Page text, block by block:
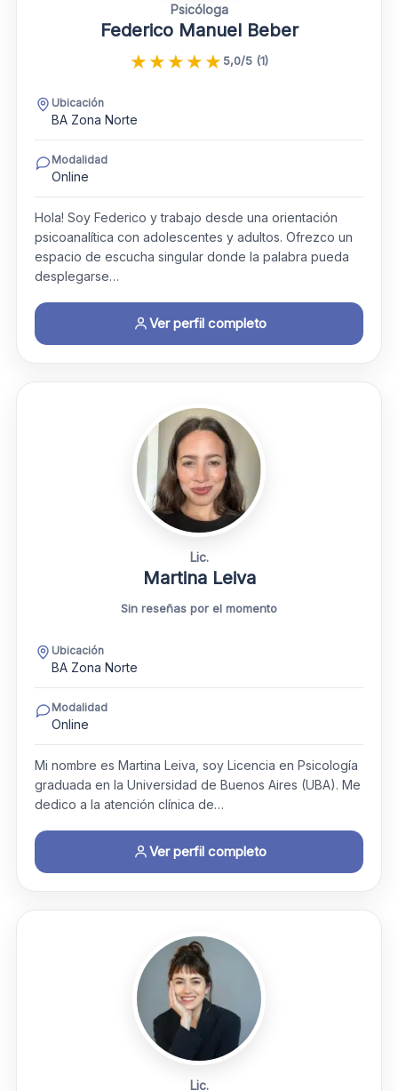
Psicóloga
Federico Manuel Beber
★★★★★ 5,0/5 (1)
Ubicación
BA Zona Norte
Modalidad
Online
Hola! Soy Federico y trabajo desde una orientación
psicoanalítica con adolescentes y adultos. Ofrezco un
espacio de escucha singular donde la palabra pueda
desplegarse…
Ver perfil completo
Lic.
Martina Leiva
Sin reseñas por el momento
Ubicación
BA Zona Norte
Modalidad
Online
Mi nombre es Martina Leiva, soy Licencia en Psicología
graduada en la Universidad de Buenos Aires (UBA). Me
dedico a la atención clínica de…
Ver perfil completo
Lic.